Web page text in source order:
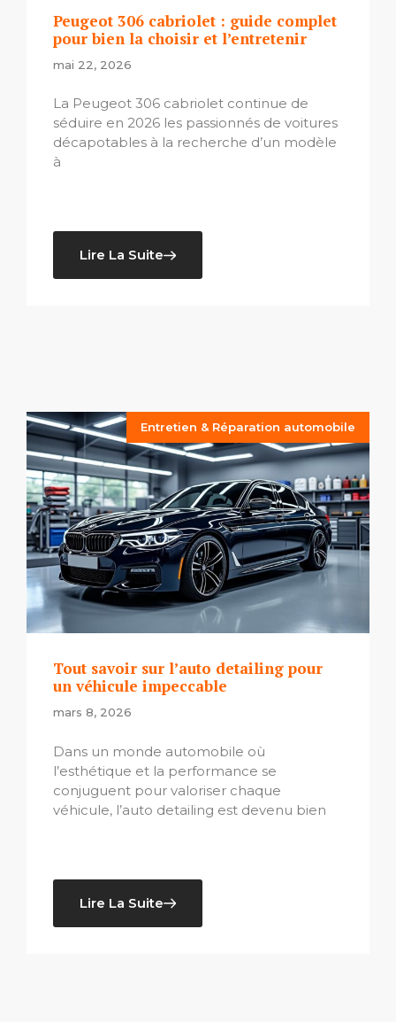
Peugeot 306 cabriolet : guide complet
pour bien la choisir et l’entretenir
mai 22, 2026
La Peugeot 306 cabriolet continue de
séduire en 2026 les passionnés de voitures
décapotables à la recherche d’un modèle
à
Lire La Suite
Entretien & Réparation automobile
Tout savoir sur l’auto detailing pour
un véhicule impeccable
mars 8, 2026
Dans un monde automobile où
l’esthétique et la performance se
conjuguent pour valoriser chaque
véhicule, l’auto detailing est devenu bien
Lire La Suite